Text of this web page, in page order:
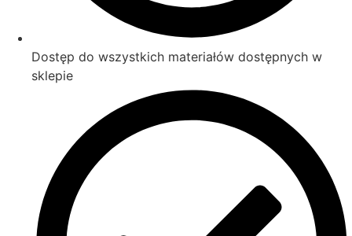
Dostęp do wszystkich materiałów dostępnych w
sklepie